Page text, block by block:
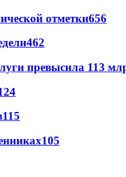
отметки656
462
превысила 113
115
105